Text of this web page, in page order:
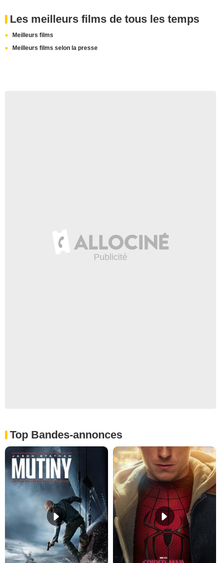
Les meilleurs films de tous les temps
Meilleurs films
Meilleurs films selon la presse
Top Bandes-annonces